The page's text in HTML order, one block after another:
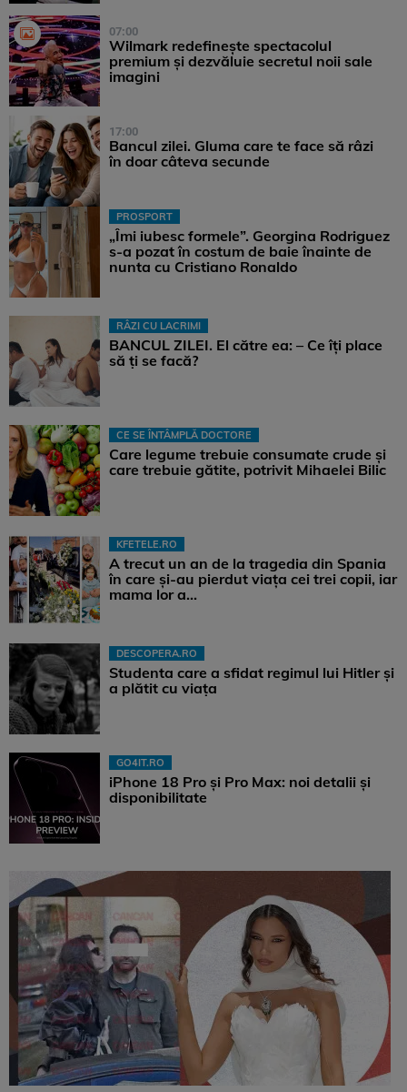
07:00
Wilmark redefinește spectacolul
premium și dezvăluie secretul noii sale
imagini
17:00
Bancul zilei. Gluma care te face să râzi
în doar câteva secunde
PROSPORT
„Îmi iubesc formele”. Georgina Rodriguez
s-a pozat în costum de baie înainte de
nunta cu Cristiano Ronaldo
RÂZI CU LACRIMI
BANCUL ZILEI. El către ea: – Ce îți place
să ți se facă?
CE SE ÎNTÂMPLĂ DOCTORE
Care legume trebuie consumate crude și
care trebuie gătite, potrivit Mihaelei Bilic
KFETELE.RO
A trecut un an de la tragedia din Spania
în care și-au pierdut viața cei trei copii, iar
mama lor a…
DESCOPERA.RO
Studenta care a sfidat regimul lui Hitler și
a plătit cu viața
GO4IT.RO
iPhone 18 Pro și Pro Max: noi detalii și
disponibilitate